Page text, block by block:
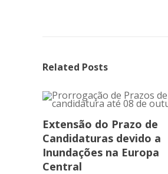
Related Posts
Extensão do Prazo de
Candidaturas devido a
Inundações na Europa
Central